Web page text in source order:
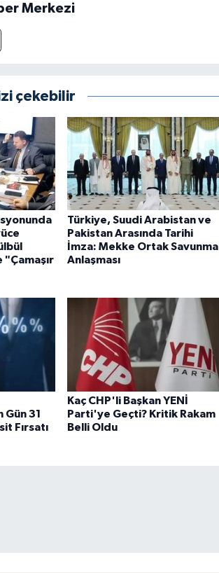
Merkezi
çekebilir
"Çamaşır
Türkiye, Suudi Arabistan ve
Pakistan Arasında Tarihi
İmza: Mekke Ortak Savunma
Anlaşması
Gün 31
Fırsatı
Kaç CHP'li Başkan YENİ
Parti'ye Geçti? Kritik Rakam
Belli Oldu